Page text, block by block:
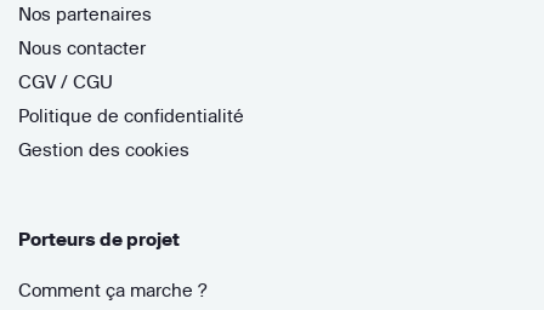
Nos partenaires
Nous contacter
CGV / CGU
Politique de confidentialité
Gestion des cookies
Porteurs de projet
Comment ça marche ?